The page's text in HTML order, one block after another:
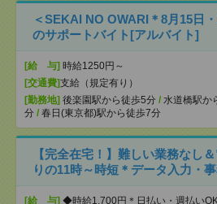
＜SEKAI NO OWARI＊8月15日
のサポートバイト[アルバイト]
[給 与] 時給1250円～
[交通費]支給（規定有り）
[勤務地] 後楽園駅から徒歩5分 / 水道橋駅か
分 / 春日(東京都)駅から徒歩7分
【完全在宅！】難しい業務なし
りの11時～時短＊データ入力・
[給 与] ◆時給1,700円＊日払い・週払い